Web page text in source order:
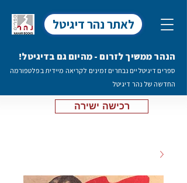
לאתר נהר דיגיטל
הנהר ממשיך לזרום - מהיום גם בדיגיטל!
ספרים דיגיטליים נבחרים זמינים לקריאה מיידית בפלטפורמה
החדשה של נהר דיגיטל
רכישה ישירה